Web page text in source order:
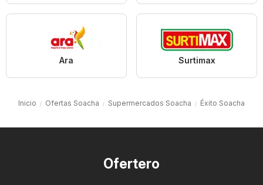
Ara Surtimax
Inicio Ofertas Soacha Supermercados Soacha Éxito Soacha
Ofertero